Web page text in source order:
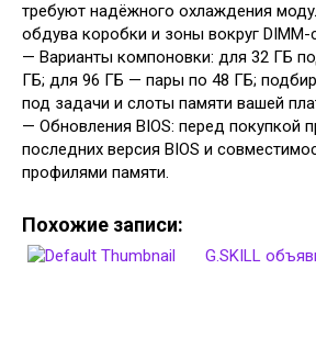
требуют надёжного охлаждения
обдува коробки и зоны вокруг DIMM-
— Варианты компоновки: для 32 ГБ
ГБ; для 96 ГБ — пары по 48 ГБ;
под задачи и слоты памяти вашей
— Обновления BIOS: перед покупкой
последних версия BIOS и
профилями памяти.
Похожие записи:
G.SKILL